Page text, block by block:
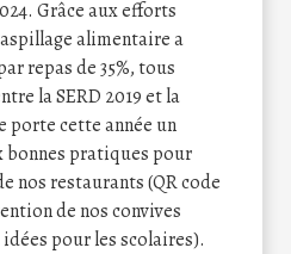
Grâce aux efforts
alimentaire a
repas de 35%, tous
la SERD 2019 et la
porte cette année un
pratiques pour
nos restaurants (QR code
de nos convives
pour les scolaires).